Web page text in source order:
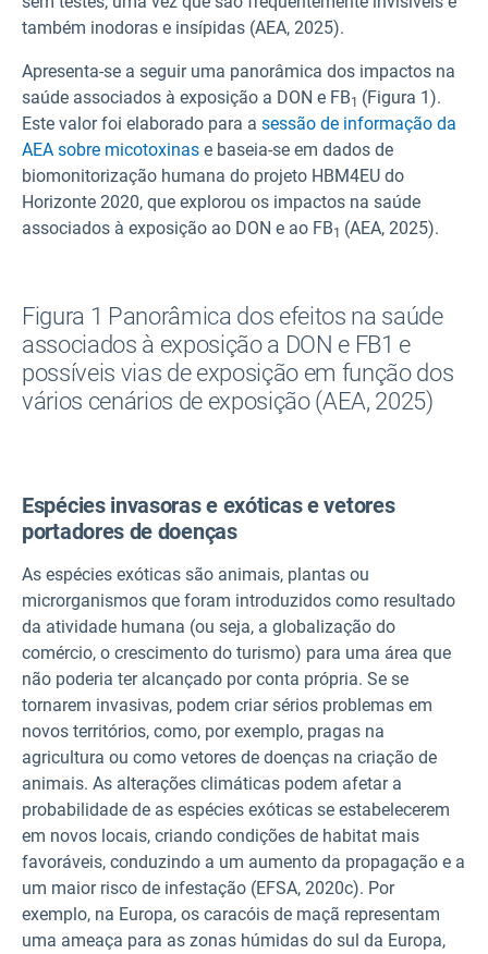
também inodoras e insípidas (AEA, 2025).
Apresenta-se a seguir uma panorâmica dos impactos na
saúde associados à exposição a DON e FB1 (Figura 1).
Este valor foi elaborado para a sessão de informação da
AEA sobre micotoxinas e baseia-se em dados de
biomonitorização humana do projeto HBM4EU do
Horizonte 2020, que explorou os impactos na saúde
associados à exposição ao DON e ao FB1 (AEA, 2025).
Figura 1 Panorâmica dos efeitos na saúde
associados à exposição a DON e FB1 e
possíveis vias de exposição em função dos
vários cenários de exposição (AEA, 2025)
Espécies invasoras e exóticas e vetores
portadores de doenças
As espécies exóticas são animais, plantas ou
microrganismos que foram introduzidos como resultado
da atividade humana (ou seja, a globalização do
comércio, o crescimento do turismo) para uma área que
não poderia ter alcançado por conta própria. Se se
tornarem invasivas, podem criar sérios problemas em
novos territórios, como, por exemplo, pragas na
agricultura ou como vetores de doenças na criação de
animais. As alterações climáticas podem afetar a
probabilidade de as espécies exóticas se estabelecerem
em novos locais, criando condições de habitat mais
favoráveis, conduzindo a um aumento da propagação e a
um maior risco de infestação (EFSA, 2020c). Por
exemplo, na Europa, os caracóis de maçã representam
uma ameaça para as zonas húmidas do sul da Europa,